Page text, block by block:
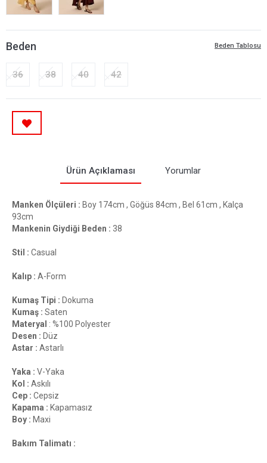
Beden Tablosu
Beden
36 38 40 42
Ürün Açıklaması Yorumlar
Manken Ölçüleri : Boy 174cm , Göğüs 84cm , Bel 61cm , Kalça
93cm
Mankenin Giydiği Beden : 38
Stil : Casual
Kalıp : A-Form
Kumaş Tipi : Dokuma
Kumaş : Saten
Materyal : %100 Polyester
Desen : Düz
Astar : Astarlı
Yaka : V-Yaka
Kol : Askılı
Cep : Cepsiz
Kapama : Kapamasız
Boy : Maxi
Bakım Talimatı :